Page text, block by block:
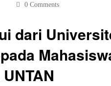
0 Comments
dari